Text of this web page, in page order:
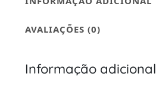
AVALIAÇÕES (0)
Informação adicional